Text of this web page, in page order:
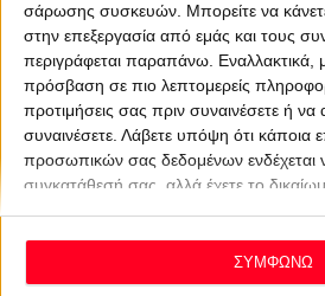
σάρωσης συσκευών. Μπορείτε να κάνετε
στην επεξεργασία από εμάς και τους
περιγράφεται παραπάνω. Εναλλακτικά,
πρόσβαση σε πιο λεπτομερείς
προτιμήσεις σας πριν συναινέσετε ή να
συναινέσετε. Λάβετε υπόψη ότι κάποια
προσωπικών σας δεδομένων ενδέχεται
συγκατάθεσή σας, αλλά έχετε το
ανακαλέσετε τη συγκατάθεσή σας ανά
επιστρέφοντας σε αυτόν τον ιστότοπο
ΣΥΜΦΩΝΩ